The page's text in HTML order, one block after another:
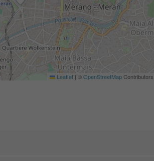
Leaflet | ©OpenStreetMapContributors